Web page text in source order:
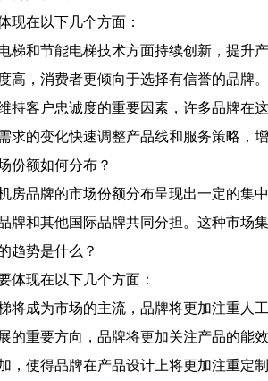
现在以下几个方面：
梯和节能电梯技术方面持续创新，提升
高，消费者更倾向于选择有信誉的品牌。
持客户忠诚度的重要因素，许多品牌在
求的变化快速调整产品线和服务策略，增
份额如何分布？
房品牌的市场份额分布呈现出一定的
牌和其他国际品牌共同分担。这种市场
趋势是什么？
体现在以下几个方面：
将成为市场的主流，品牌将更加注重人
的重要方向，品牌将更加关注产品的能效
，使得品牌在产品设计上将更加注重定制